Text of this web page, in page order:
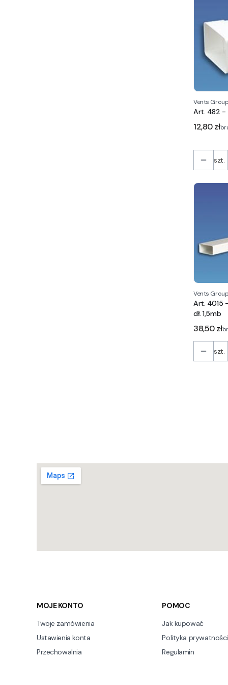
Vents Group
Art. 482 -
Cena
12,80 zł
szt.
Vents Group
Art. 4015
dł. 1,5mb
Cena
38,50 zł
szt.
Linki w stopce
MOJE KONTO
Twoje zamówienia
Ustawienia konta
Przechowalnia
POMOC
Jak kupować
Polityka prywatności
Regulamin